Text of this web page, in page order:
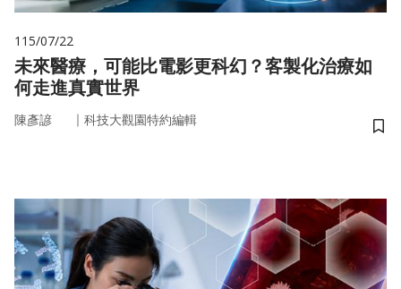
115/07/22
未來醫療，可能比電影更科幻？客製化治療如
何走進真實世界
陳彥諺 ｜ 科技大觀園特約編輯
儲